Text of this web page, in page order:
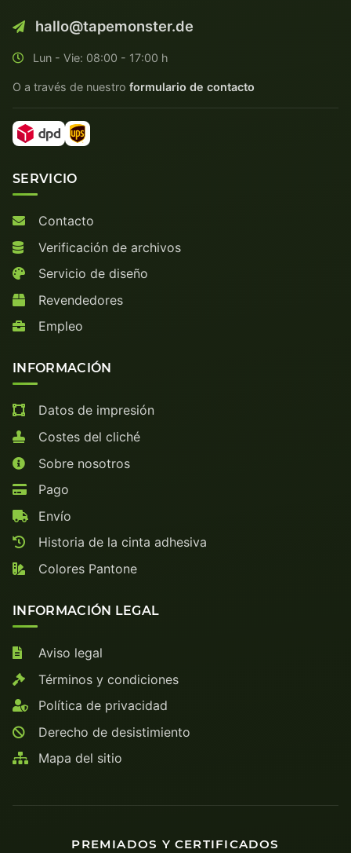
hallo@tapemonster.de
Lun - Vie: 08:00 - 17:00 h
O a través de nuestro formulario de contacto
SERVICIO
Contacto
Verificación de archivos
Servicio de diseño
Revendedores
Empleo
INFORMACIÓN
Datos de impresión
Costes del cliché
Sobre nosotros
Pago
Envío
Historia de la cinta adhesiva
Colores Pantone
INFORMACIÓN LEGAL
Aviso legal
Términos y condiciones
Política de privacidad
Derecho de desistimiento
Mapa del sitio
PREMIADOS Y CERTIFICADOS